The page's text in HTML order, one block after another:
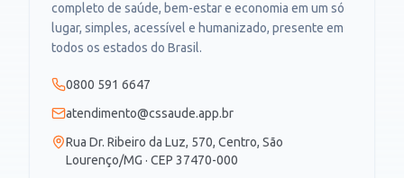
completo de saúde, bem-estar e economia em um só
lugar, simples, acessível e humanizado, presente em
todos os estados do Brasil.
0800 591 6647
atendimento@cssaude.app.br
Rua Dr. Ribeiro da Luz, 570, Centro, São
Lourenço/MG · CEP 37470-000